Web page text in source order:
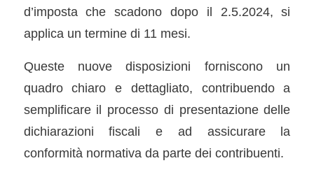
d’imposta che scadono dopo il 2.5.2024, si
applica un termine di 11 mesi.
Queste nuove disposizioni forniscono un
quadro chiaro e dettagliato, contribuendo a
semplificare il processo di presentazione delle
dichiarazioni fiscali e ad assicurare la
conformità normativa da parte dei contribuenti.